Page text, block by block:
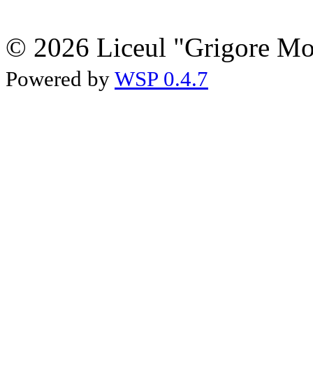
© 2026 Liceul "Grigore
Powered by WSP 0.4.7